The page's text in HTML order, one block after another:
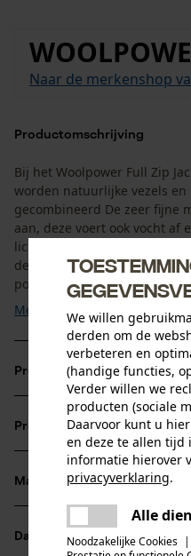
Naar de merkenshop
Productomschrijving
Bij het Woolpower Full Zip
worden natuurlijke vezels en
gecombineerd De zeer fijne
aan, deze voert ook vocht af
lichaamswarmte. Voor u
de kou gaat zweten, krijgt u
polyamide zorgt ervoor dat
Meer tonen
Productvoordelen
Hoge, dubbel gebreide
Verlengd rugpand voor
beweging
Outdoorjack van
eigenschappen
Productinformatie
Mouwtype
Lange mouwen
Materiaal & onderhoud
Materiaal
Datasheets
We willen
derden om de
verbeteren en
(handige functies,
Verder willen we
producten (sociale
Daarvoor kunt u
en deze te allen tijd
informatie hierover
privacyverklaring.
Alle
Noodzakelijke Cookies |
Er is een fout
het opnieuw te
delen